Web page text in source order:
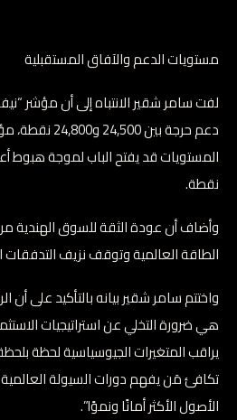
مستويات الدعم والآفاق المستقبلية
لفت سامر شقير الانتباه إلى أن مؤشر
دعم حرجة بين
نقطة.
وأضاف أن عودة الثقة للسوق الهندية
الطاقة العالمية وتوقف نزيف التدفقات
هي ضرورة التخلي عن استراتيجيات
يراقب المتغيرات الجيوسياسية لحظة
تكافئ مَن يفهم دورات السيولة
الأصول الأكثر أمانًا ونموًا”.